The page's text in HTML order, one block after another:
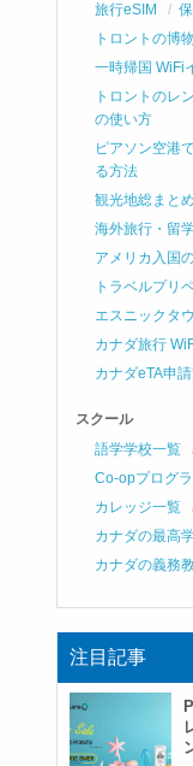
旅行eSIM
トロントの博
一時帰国 WiFi
トロントのレ
の使い方
ピアソン空港
る方法
観光地総まとめ
海外旅行・留
アメリカ入国
トラベルプリ
エスニックタ
カナダ旅行
カナダeTA申
スクール
語学学校一覧
Co-opプログ
カレッジ一覧
カナダの最高
カナダの義務
注目記事